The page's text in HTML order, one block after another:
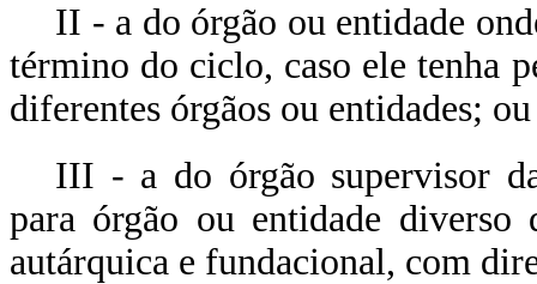
II - a do órgão ou entidade
término do ciclo, caso ele tenha
diferentes órgãos ou entidades; ou
III - a do órgão supervisor
para órgão ou entidade diverso
autárquica e fundacional, com